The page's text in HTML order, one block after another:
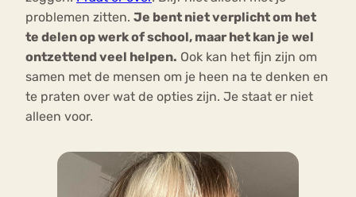
problemen zitten. Je bent niet verplicht om het
te delen op werk of school, maar het kan je wel
ontzettend veel helpen. Ook kan het fijn zijn om
samen met de mensen om je heen na te denken en
te praten over wat de opties zijn. Je staat er niet
alleen voor.